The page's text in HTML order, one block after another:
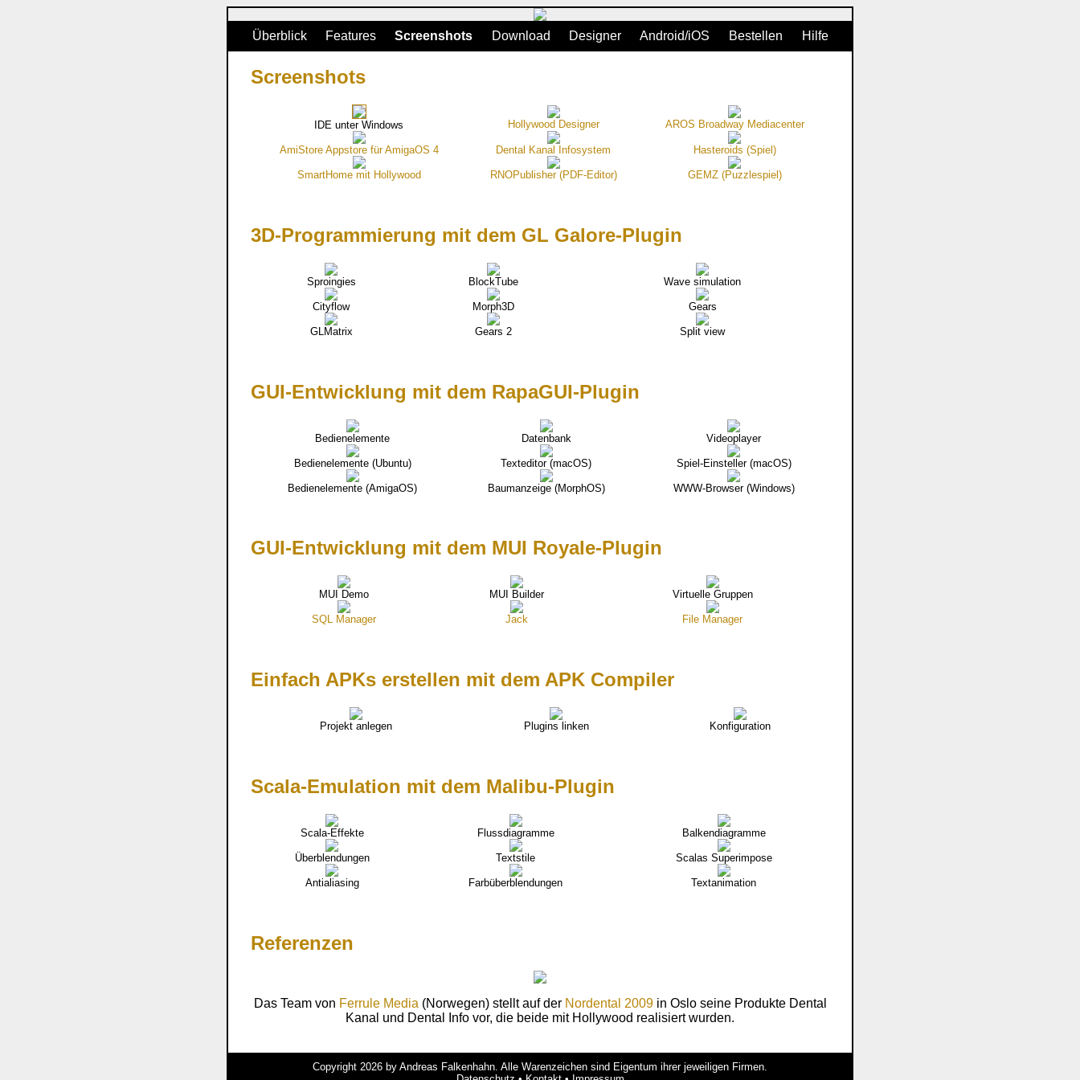
Überblick Features Screenshots Download Designer Android/iOS Bestellen Hilfe
Screenshots
IDE unter Windows Hollywood Designer AROS Broadway Mediacenter
AmiStore Appstore für AmigaOS 4 Dental Kanal Infosystem Hasteroids (Spiel)
SmartHome mit Hollywood RNOPublisher (PDF-Editor) GEMZ (Puzzlespiel)
3D-Programmierung mit dem GL Galore-Plugin
Sproingies BlockTube Wave simulation
Cityflow Morph3D Gears
GLMatrix Gears 2 Split view
GUI-Entwicklung mit dem RapaGUI-Plugin
Bedienelemente Datenbank Videoplayer
Bedienelemente (Ubuntu) Texteditor (macOS) Spiel-Einsteller (macOS)
Bedienelemente (AmigaOS) Baumanzeige (MorphOS) WWW-Browser (Windows)
GUI-Entwicklung mit dem MUI Royale-Plugin
MUI Demo MUI Builder Virtuelle Gruppen
SQL Manager Jack File Manager
Einfach APKs erstellen mit dem APK Compiler
Projekt anlegen Plugins linken Konfiguration
Scala-Emulation mit dem Malibu-Plugin
Scala-Effekte Flussdiagramme Balkendiagramme
Überblendungen Textstile Scalas Superimpose
Antialiasing Farbüberblendungen Textanimation
Referenzen
Das Team von Ferrule Media (Norwegen) stellt auf der Nordental 2009in Oslo seine Produkte Dental
Kanal und Dental Info vor, die beide mit Hollywood realisiert wurden.
Copyright 2026 by Andreas Falkenhahn. Alle Warenzeichen sind Eigentum ihrer jeweiligen Firmen.